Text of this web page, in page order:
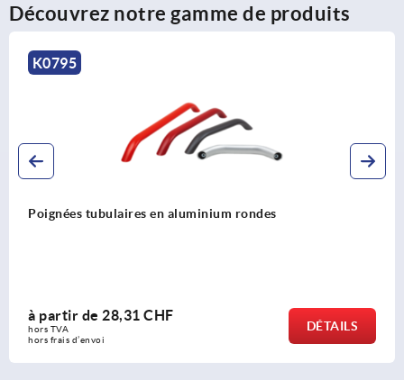
Découvrez notre gamme de produits
Poignées tubulaires en aluminium avec embout en
à partir de79,46 CHF
hors frais d’envoi